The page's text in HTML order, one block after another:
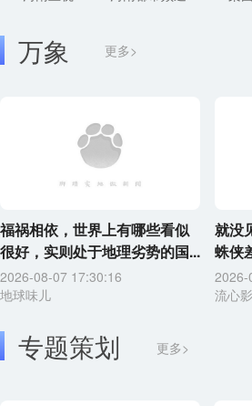
更多>
万象
福祸相依，世界上有哪些看似
很好，实则处于地理劣势的国...
2026-08-07 17:30:16
地球味儿
就没
蛛侠
2026-
流心
专题策划 更多>